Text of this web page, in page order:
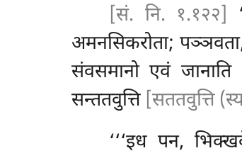
[सं. नि. १.१२२]
अमनसिकरोता;
संवसमानो एवं जानाति
सन्ततवुत्ति [सततवुत्ति
‘‘‘इध पन,